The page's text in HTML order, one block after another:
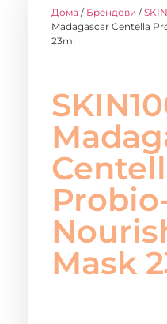
Дома / Брендови /
Madagascar Centella
23ml
Mask